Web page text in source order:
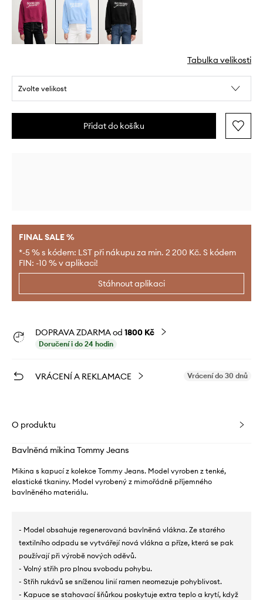
Tabulka velikosti
Zvolte velikost
Přidat do košíku
FINAL SALE %
*-5 % s kódem: LST při nákupu za min. 2 200 Kč. S kódem
FIN: -10 % v aplikaci!
Stáhnout aplikaci
DOPRAVA ZDARMA od 1800 Kč
Doručení i do 24 hodin
VRÁCENÍ A REKLAMACE Vrácení do 30 dnů
O produktu
Bavlněná mikina Tommy Jeans
Mikina s kapucí z kolekce Tommy Jeans. Model vyroben z tenké,
elastické tkaniny. Model vyrobený z mimořádně příjemného
bavlněného materiálu.
- Model obsahuje regenerovaná bavlněná vlákna. Ze starého
textilního odpadu se vytvářejí nová vlákna a příze, která se pak
používají při výrobě nových oděvů.
- Volný střih pro plnou svobodu pohybu.
- Střih rukávů se sníženou linií ramen neomezuje pohyblivost.
- Kapuce se stahovací šňůrkou poskytuje extra teplo a krytí, když